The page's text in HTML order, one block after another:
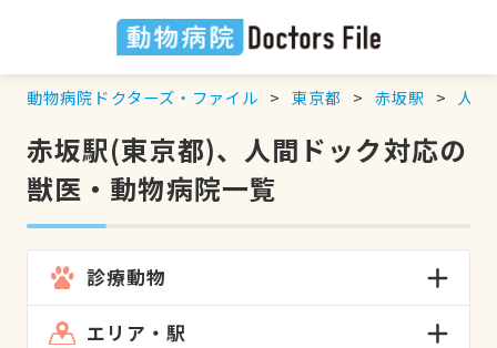
動物病院ドクターズ・ファイル 東京都 赤坂駅 人
赤坂駅(東京都)、人間ドック対応の
獣医・動物病院一覧
診療動物
エリア・駅